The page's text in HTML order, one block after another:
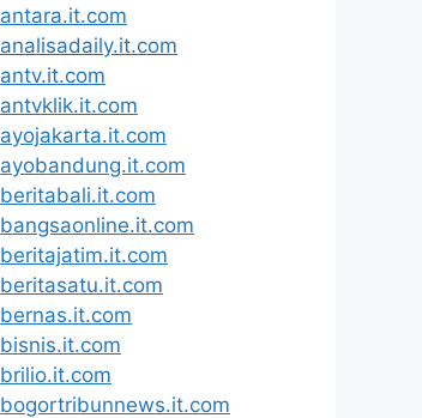
antara.it.com
analisadaily.it.com
antv.it.com
antvklik.it.com
ayojakarta.it.com
ayobandung.it.com
beritabali.it.com
bangsaonline.it.com
beritajatim.it.com
beritasatu.it.com
bernas.it.com
bisnis.it.com
brilio.it.com
bogortribunnews.it.com